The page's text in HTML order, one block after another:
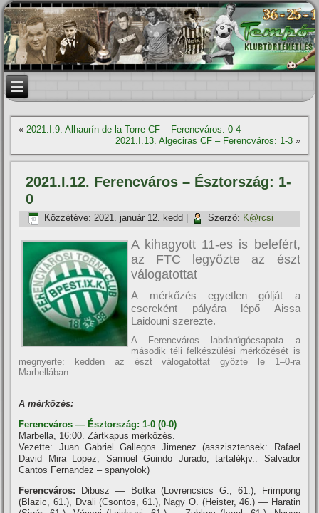
«2021.I.9. Alhaurín de la Torre CF – Ferencváros: 0-4
2021.I.13. Algeciras CF – Ferencváros: 1-3»
2021.I.12. Ferencváros – Észtország: 1-
0
Közzétéve: 2021. január 12. kedd Szerző: K@rcsi
A kihagyott 11-es is belefért,
az FTC legyőzte az észt
válogatottat
A mérkőzés egyetlen gólját a
csereként pályára lépő Aissa
Laidouni szerezte.
A Ferencváros labdarúgócsapata a
második téli felkészülési mérkőzését is
megnyerte: kedden az észt válogatottat győzte le 1–0-ra
Marbellában.
A mérkőzés:
Ferencváros — Észtország: 1-0 (0-0)
Marbella, 16:00. Zártkapus mérkőzés.
Vezette: Juan Gabriel Gallegos Jimenez (asszisztensek: Rafael
David Mira Lopez, Samuel Guindo Jurado; tartalékjv.: Salvador
Cantos Fernandez – spanyolok)
Ferencváros:
Dibusz — Botka (Lovrencsics G., 61.), Frimpong
(Blazic, 61.), Dvali (Csontos, 61.), Nagy O. (Heister, 46.) — Haratin